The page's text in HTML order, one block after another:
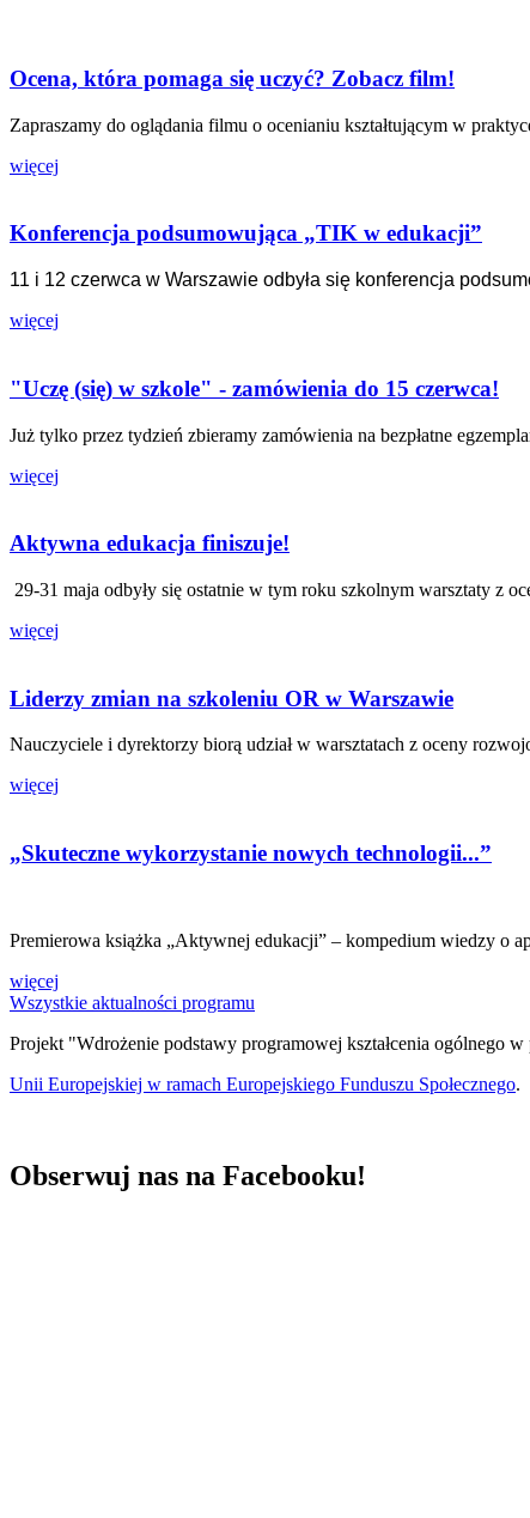
Ocena, która pomaga się uczyć? Zobacz film!
Zapraszamy do oglądania filmu o ocenianiu kształtującym w
więcej
Konferencja podsumowująca „TIK w edukacji”
11 i 12 czerwca w Warszawie odbyła się konferencja
więcej
"Uczę (się) w szkole" - zamówienia do 15 czerwca!
Już tylko przez tydzień zbieramy zamówienia na bezpłatne
więcej
Aktywna edukacja finiszuje!
29-31 maja odbyły się ostatnie w tym roku szkolnym warsztaty z
więcej
Liderzy zmian na szkoleniu OR w Warszawie
Nauczyciele i dyrektorzy biorą udział w warsztatach z oceny
więcej
„Skuteczne wykorzystanie nowych technologii...”
Premierowa książka „Aktywnej edukacji” – kompedium wiedzy o
więcej
Wszystkie aktualności programu
Projekt "Wdrożenie podstawy programowej kształcenia ogólnego
Unii Europejskiej w ramach Europejskiego Funduszu Społecznego.
Obserwuj nas na Facebooku!